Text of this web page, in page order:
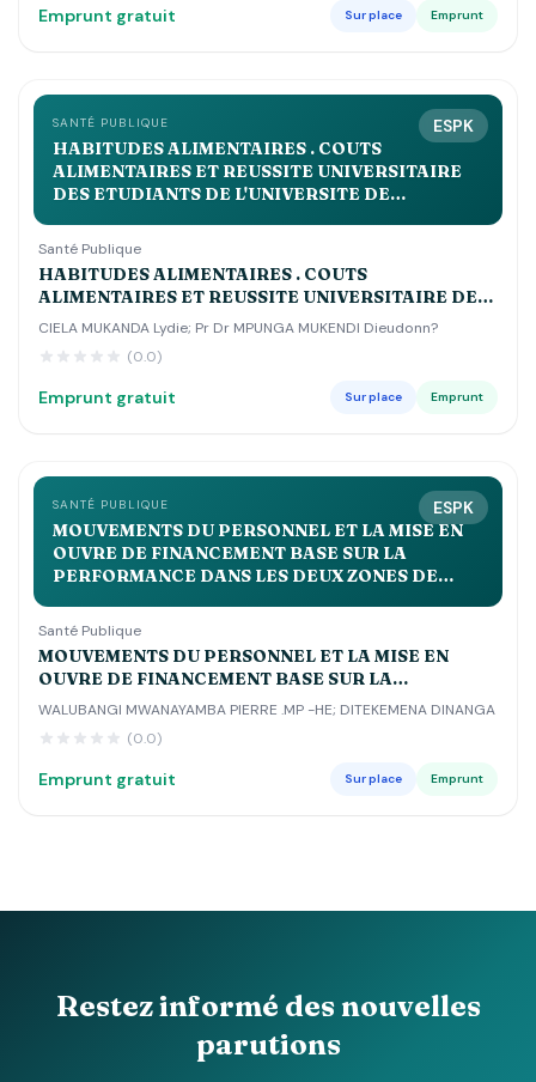
Emprunt gratuit Sur place Emprunt
ESPK
SANTÉ PUBLIQUE
HABITUDES ALIMENTAIRES . COUTS
ALIMENTAIRES ET REUSSITE UNIVERSITAIRE
DES ETUDIANTS DE L'UNIVERSITE DE
Santé Publique
HABITUDES ALIMENTAIRES . COUTS
ALIMENTAIRES ET REUSSITE UNIVERSITAIRE DES
ETUDIANTS DE L'UNIVERSITE DE KINSHASA
CIELA MUKANDA Lydie; Pr Dr MPUNGA MUKENDI Dieudonn?
(0.0)
Emprunt gratuit Sur place Emprunt
ESPK
SANTÉ PUBLIQUE
MOUVEMENTS DU PERSONNEL ET LA MISE EN
OUVRE DE FINANCEMENT BASE SUR LA
PERFORMANCE DANS LES DEUX ZONES DE
MANIEMA MA
Santé Publique
MOUVEMENTS DU PERSONNEL ET LA MISE EN
OUVRE DE FINANCEMENT BASE SUR LA
PERFORMANCE DANS LES DEUX ZONES DE SANTE
WALUBANGI MWANAYAMBA PIERRE .MP -HE; DITEKEMENA DINANGA
(0.0)
Emprunt gratuit Sur place Emprunt
Restez informé des nouvelles
parutions